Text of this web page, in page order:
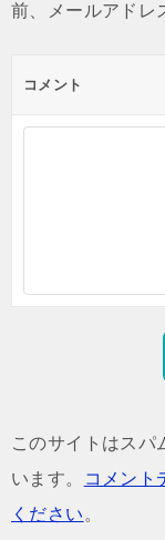
前、メールアドレ
コメント
このサイトはスパ
います。
コメント
ください 。